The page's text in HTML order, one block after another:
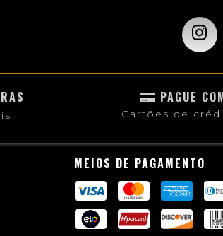
PAGUE
Cartões de
MEIOS DE PAGAMENTO